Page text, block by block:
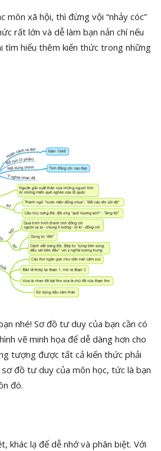
môn xã hội, thì đừng vội “nhảy cóc”
rất lớn và dễ làm bạn nản chí nếu
tìm hiểu thêm kiến thức trong những
nhé! Sơ đồ tư duy của bạn cần có
vẽ minh họa để dễ dàng hơn cho
tượng được tất cả kiến thức phải
đồ tư duy của môn học, tức là bạn
đó.
khác lạ để dễ nhớ và phân biệt. Với